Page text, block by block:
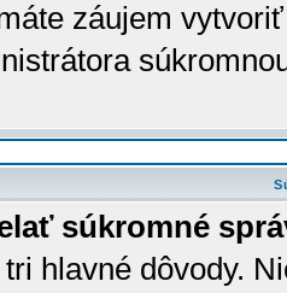
záujem
súkromné
hlavné dôvody.